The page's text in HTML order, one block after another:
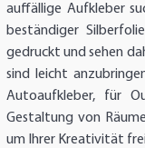
auffällige Aufkleber
beständiger
gedruckt und sehen
sind leicht
Autoaufkleber, für
Gestaltung von
um Ihrer Kreativität